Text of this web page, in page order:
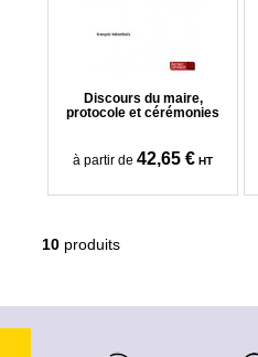
Discours du maire,
protocole et cérémonies
à partir de 42,65 € HT
10 produits